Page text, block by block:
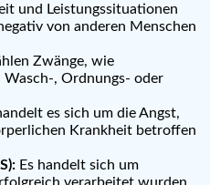
und Leistungssituationen
von anderen Menschen
Zwänge, wie
, Ordnungs- oder
es sich um die Angst,
Krankheit betroffen
Es handelt sich um
verarbeitet wurden